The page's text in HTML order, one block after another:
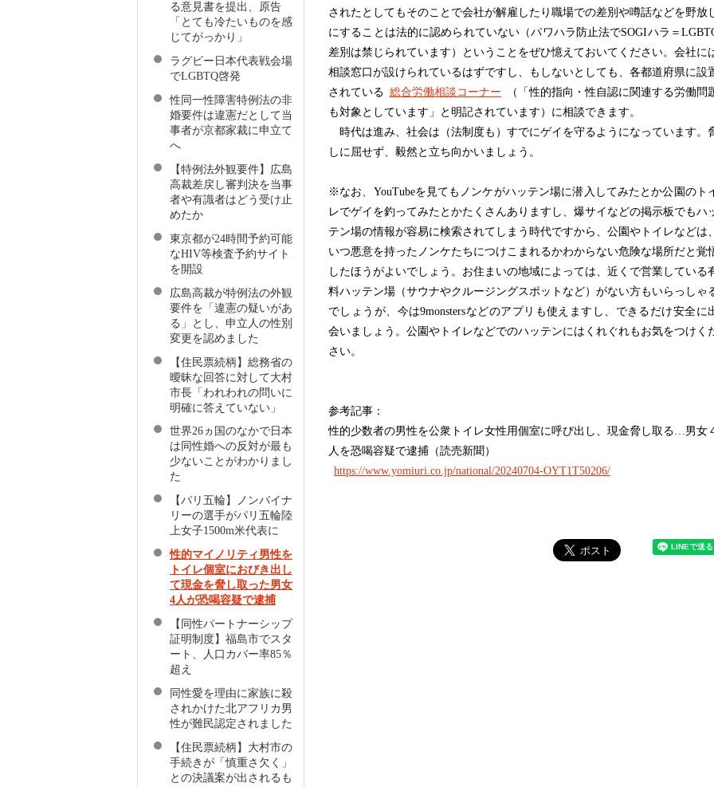
されたとしてもそのことで会社が解雇したり職場での差別や噂話などを野放
にすることは法的に認められていない（パワハラ防止法でSOGIハラ＝
差別は禁じられています）ということをぜひ憶えておいてください。会社に
相談窓口が設けられているはずですし、もしないとしても、各都道府県に設
されている 総合労働相談コーナー
（「性的指向・性自認に関連する労働問
も対象としています」と明記されています）に相談できます。
時代は進み、社会は（法制度も）すでにゲイを守るようになっています。
しに屈せず、毅然と立ち向かいましょう。
※なお、YouTubeを見てもノンケがハッテン場に潜入してみたとか公園のト
レでゲイを釣ってみたとかたくさんありますし、爆サイなどの掲示板でもハ
テン場の情報が容易に検索されてしまう時代ですから、公園やトイレなどは
いつ悪意を持ったノンケたちにつけこまれるかわからない危険な場所だと覚
したほうがよいでしょう。お住まいの地域によっては、近くで営業している
料ハッテン場（サウナやクルージングスポットなど）がない方もいらっしゃ
でしょうが、今は9monstersなどのアプリも使えますし、できるだけ安全に
会いましょう。公園やトイレなどでのハッテンにはくれぐれもお気をつけく
さい。
参考記事：
性的少数者の男性を公衆トイレ女性用個室に呼び出し、現金脅し取る…男女
人を恐喝容疑で逮捕（読売新聞）
https://www.yomiuri.co.jp/national/20240704-OYT1T50206/
る意見書を提出、原告
「とても冷たいものを感
じてがっかり」
ラグビー日本代表戦会場
でLGBTQ啓発
性同一性障害特例法の非
婚要件は違憲だとして当
事者が京都家裁に申立て
へ
【特例法外観要件】広島
高裁差戻し審判決を当事
者や有識者はどう受け止
めたか
東京都が24時間予約可能
なHIV等検査予約サイト
を開設
広島高裁が特例法の外観
要件を「違憲の疑いがあ
る」とし、申立人の性別
変更を認めました
【住民票続柄】総務省の
曖昧な回答に対して大村
市長「われわれの問いに
明確に答えていない」
世界26ヵ国のなかで日本
は同性婚への反対が最も
少ないことがわかりまし
た
【パリ五輪】ノンバイナ
リーの選手がパリ五輪陸
上女子1500m米代表に
性的マイノリティ男性を
トイレ個室におびき出し
て現金を脅し取った男女
4人が恐喝容疑で逮捕
【同性パートナーシップ
証明制度】福島市でスタ
ート、人口カバー率85％
超え
同性愛を理由に家族に殺
されかけた北アフリカ男
性が難民認定されました
【住民票続柄】大村市の
手続きが「慎重さ欠く」
との決議案が出されるも